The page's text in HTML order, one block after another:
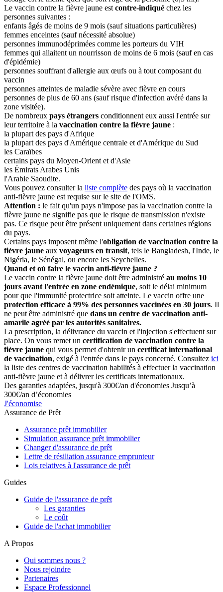
Le vaccin contre la fièvre jaune est contre-indiqué chez les
personnes suivantes :
enfants âgés de moins de 9 mois (sauf situations particulières)
femmes enceintes (sauf nécessité absolue)
personnes immunodéprimées comme les porteurs du VIH
femmes qui allaitent un nourrisson de moins de 6 mois (sauf en cas
d'épidémie)
personnes souffrant d'allergie aux œufs ou à tout composant du
vaccin
personnes atteintes de maladie sévère avec fièvre en cours
personnes de plus de 60 ans (sauf risque d'infection avéré dans la
zone visitée).
De nombreux pays étrangers conditionnent eux aussi l'entrée sur
leur territoire à la vaccination contre la fièvre jaune :
la plupart des pays d'Afrique
la plupart des pays d'Amérique centrale et d'Amérique du Sud
les Caraïbes
certains pays du Moyen-Orient et d'Asie
les Émirats Arabes Unis
l'Arabie Saoudite.
Vous pouvez consulter la liste complète des pays où la vaccination
anti-fièvre jaune est requise sur le site de l'OMS.
Attention : le fait qu'un pays n'impose pas la vaccination contre la
fièvre jaune ne signifie pas que le risque de transmission n'existe
pas. Ce risque peut être présent uniquement dans certaines régions
du pays.
Certains pays imposent même l'obligation de vaccination contre la
fièvre jaune aux voyageurs en transit, tels le Bangladesh, l'Inde, le
Nigéria, le Sénégal, ou encore les Seychelles.
Quand et où faire le vaccin anti-fièvre jaune ?
Le vaccin contre la fièvre jaune doit être administré au moins 10
jours avant l'entrée en zone endémique, soit le délai minimum
pour que l'immunité protectrice soit atteinte. Le vaccin offre une
protection efficace à 99% des personnes vaccinées en 30 jours. Il
ne peut être administré que dans un centre de vaccination anti-
amarile agréé par les autorités sanitaires.
La prescription, la délivrance du vaccin et l'injection s'effectuent sur
place. On vous remet un certification de vaccination contre la
fièvre jaune qui vous permet d'obtenir un certificat international
de vaccination, exigé à l'entrée dans le pays concerné. Consultez ici
la liste des centres de vaccination habilités à effectuer la vaccination
anti-fièvre jaune et à délivrer les certificats internationaux.
Des garanties adaptées, jusqu'à 300€/an d'économies Jusqu’à
300€/an d’économies
J'économise
Assurance de Prêt
Assurance prêt immobilier
Simulation assurance prêt immobilier
Changer d'assurance de prêt
Lettre de résiliation assurance emprunteur
Lois relatives à l'assurance de prêt
Guides
Guide de l'assurance de prêt
Les garanties
Le coût
Guide de l'achat immobilier
A Propos
Qui sommes nous ?
Nous rejoindre
Partenaires
Espace Professionnel